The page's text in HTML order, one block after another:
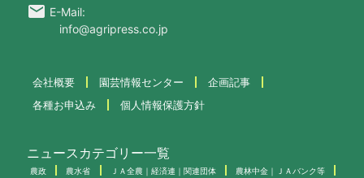
email E-Mail:
info@agripress.co.jp
会社概要 園芸情報センター
企画記事
各種お申込み
個人情報保護方針
ニュースカテゴリー一覧
農政 農水省 ＪＡ全農｜経済連｜関連団体 農林中金｜ＪＡバンク等